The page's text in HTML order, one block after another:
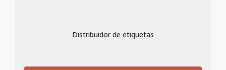
Distribuidor de etiquetas